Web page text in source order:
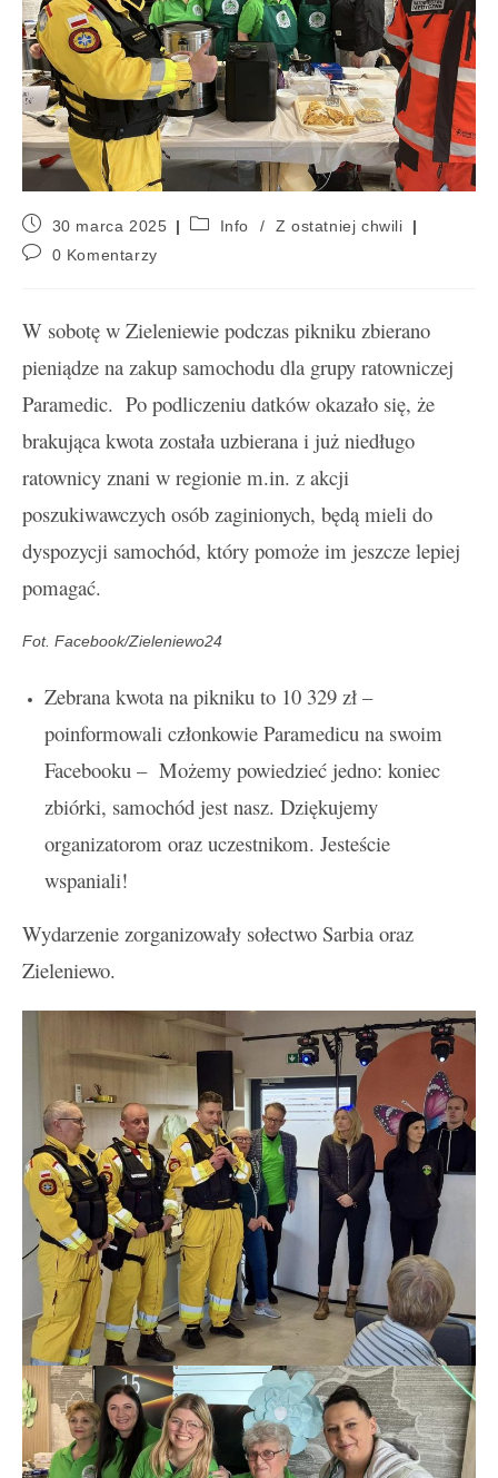
30 marca 2025 Info /
Z ostatniej chwili
0 Komentarzy
W sobotę w Zieleniewie podczas pikniku zbierano
pieniądze na zakup samochodu dla grupy ratowniczej
Paramedic. Po podliczeniu datków okazało się, że
brakująca kwota została uzbierana i już niedługo
ratownicy znani w regionie m.in. z akcji
poszukiwawczych osób zaginionych, będą mieli do
dyspozycji samochód, który pomoże im jeszcze lepiej
pomagać.
Fot. Facebook/Zieleniewo24
Zebrana kwota na pikniku to 10 329 zł –
poinformowali członkowie Paramedicu na swoim
Facebooku – Możemy powiedzieć jedno: koniec
zbiórki, samochód jest nasz. Dziękujemy
organizatorom oraz uczestnikom. Jesteście
wspaniali!
Wydarzenie zorganizowały sołectwo Sarbia oraz
Zieleniewo.